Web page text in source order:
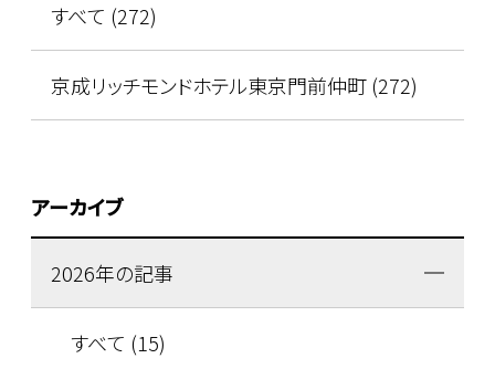
すべて (272)
京成リッチモンドホテル東京門前仲町 (272)
アーカイブ
2026年の記事
すべて (15)